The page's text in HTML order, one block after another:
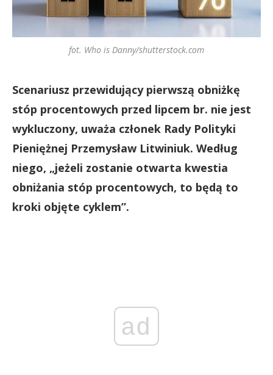
fot. Who is Danny/shutterstock.com
Scenariusz przewidujący pierwszą obniżkę
stóp procentowych przed lipcem br. nie jest
wykluczony, uważa członek Rady Polityki
Pieniężnej Przemysław Litwiniuk. Według
niego, „jeżeli zostanie otwarta kwestia
obniżania stóp procentowych, to będą to
kroki objęte cyklem”.
ad